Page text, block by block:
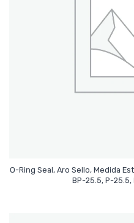
O-Ring Seal, Aro Sello, Medida
BP-25.5, P-25.5,